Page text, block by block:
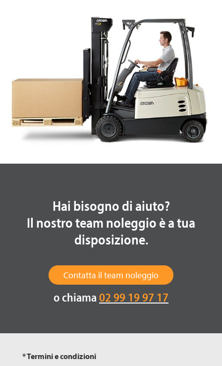
Hai bisogno di aiuto?
Il nostro team noleggio è a tua
disposizione.
Contatta il team noleggio
o chiama 02 99 19 97 17
* Termini e condizioni